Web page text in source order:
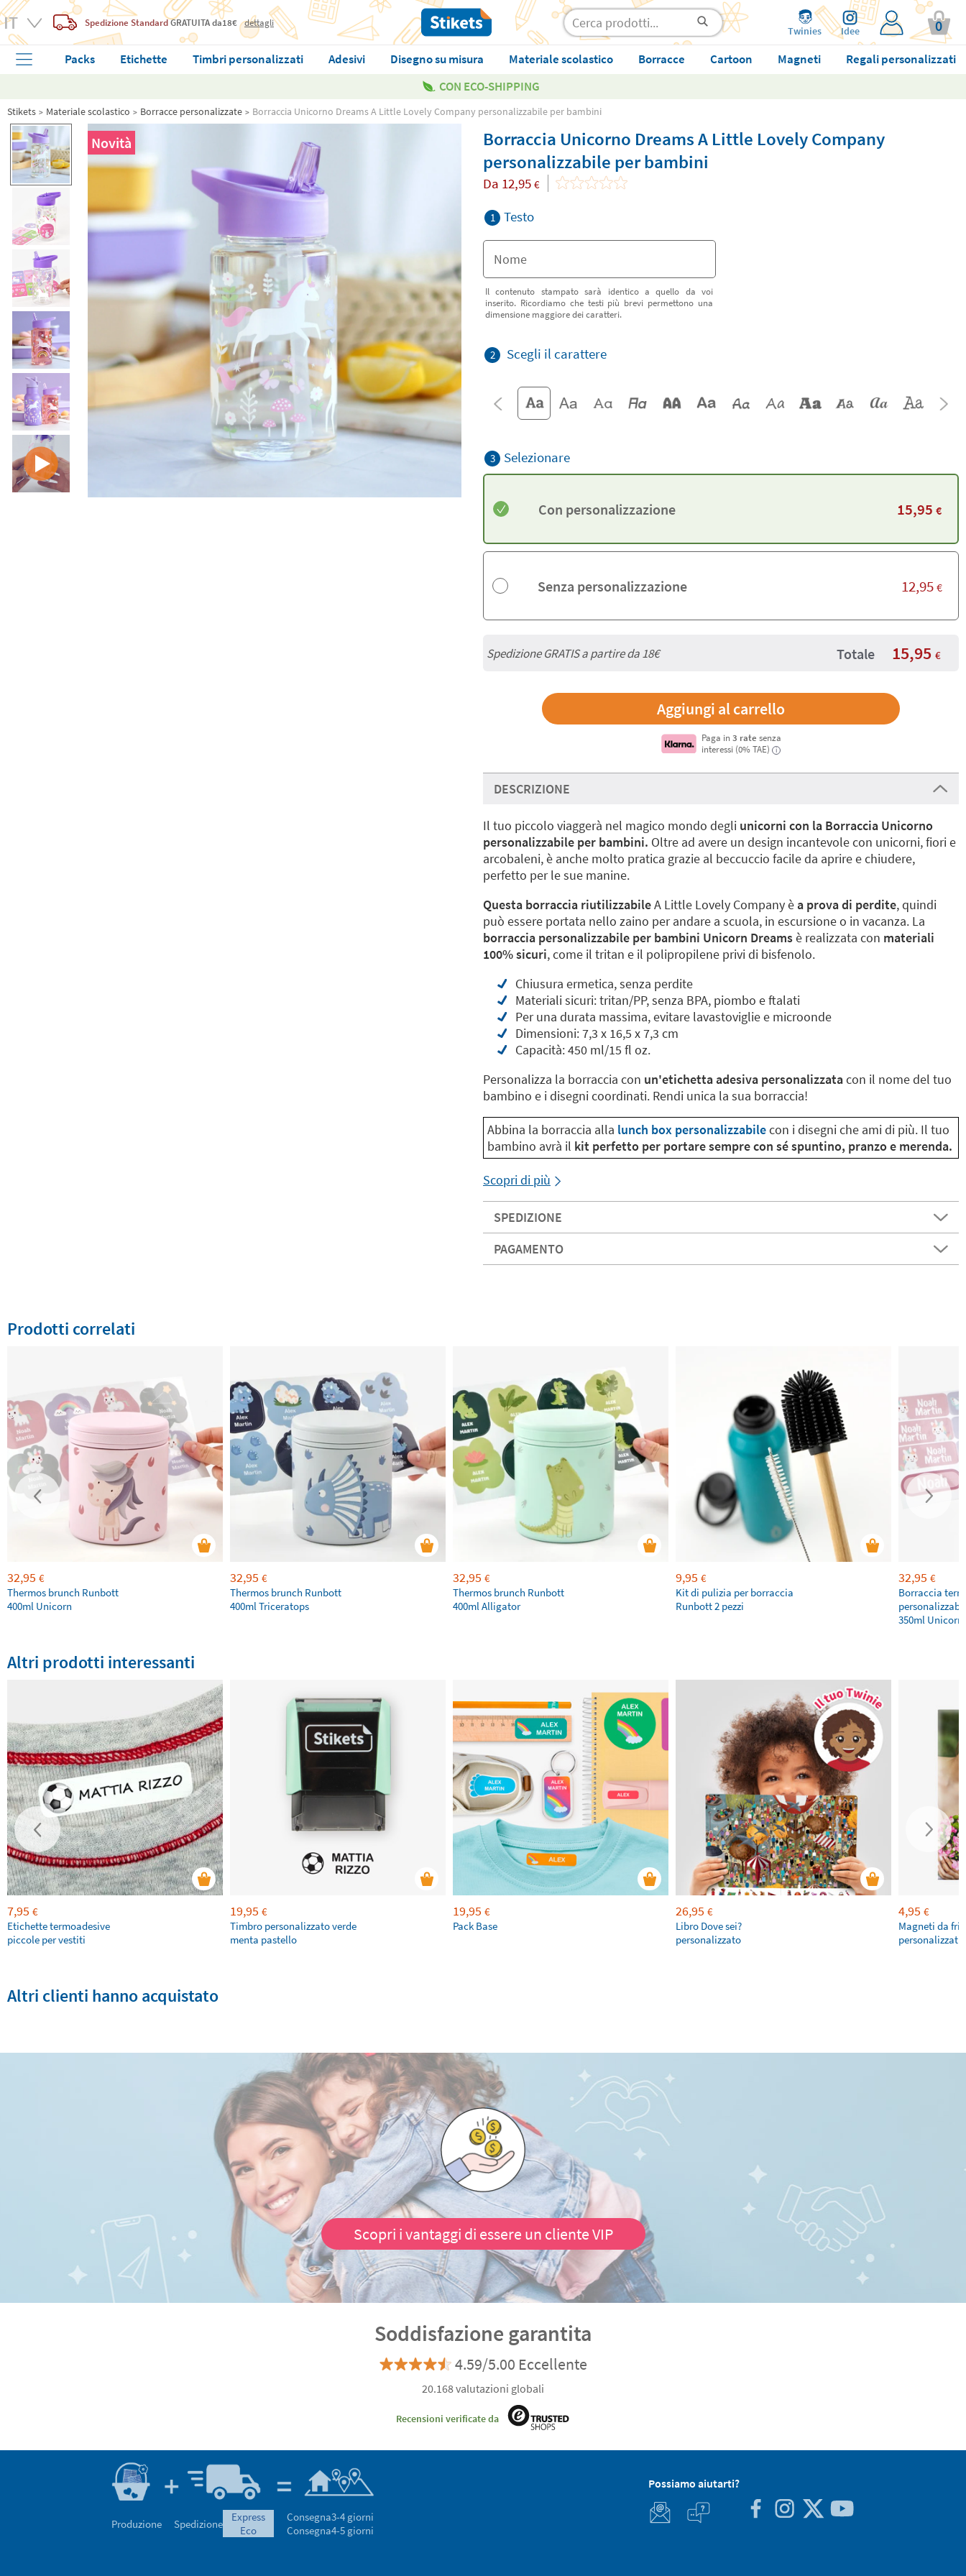
Spedizione StandardGRATUITAda18€ dettagli
Twinies Idee 0
Packs Etichette Timbri personalizzati Adesivi Disegno su misura Materiale scolastico Borracce Cartoon Magneti
Regali personalizzati
CON ECO-SHIPPING
Stikets Materiale scolastico Borracce personalizzate Borraccia Unicorno Dreams A Little Lovely Company personalizzabile per bambini
Novità
Borraccia Unicorno Dreams A Little Lovely Company
personalizzabile per bambini
Da 12,95 €
1 Testo
Il contenuto stampato sarà identico a quello da voi
inserito. Ricordiamo che testi più brevi permettono una
dimensione maggiore dei caratteri.
2 Scegli il carattere
3 Selezionare
Con personalizzazione 15,95 €
Senza personalizzazione 12,95 €
Spedizione GRATIS a partire da18€ Totale 15,95 €
Paga in 3 rate senza
interessi (0% TAE)
i
DESCRIZIONE
Il tuo piccolo viaggerà nel magico mondo degli unicorni con la Borraccia Unicorno
personalizzabile per bambini. Oltre ad avere un design incantevole con unicorni, fiori e
arcobaleni, è anche molto pratica grazie al beccuccio facile da aprire e chiudere,
perfetto per le sue manine.
Questa borraccia riutilizzabileA Little Lovely Company èa prova di perdite, quindi
può essere portata nello zaino per andare a scuola, in escursione o in vacanza. La
borraccia personalizzabile per bambini Unicorn Dreamsè realizzata con materiali
100% sicuri, come il tritan e il polipropilene privi di bisfenolo.
Chiusura ermetica, senza perdite
Materiali sicuri: tritan/PP, senza BPA, piombo e ftalati
Per una durata massima, evitare lavastoviglie e microonde
Dimensioni: 7,3 x 16,5 x 7,3 cm
Capacità: 450 ml/15 fl oz.
Personalizza la borraccia con un'etichetta adesiva personalizzatacon il nome del tuo
bambino e i disegni coordinati. Rendi unica la sua borraccia!
Abbina la borraccia alla lunch box personalizzabilecon i disegni che ami di più. Il tuo
bambino avrà il kit perfetto per portare sempre con sé spuntino, pranzo e merenda.
Scopri di più
SPEDIZIONE
PAGAMENTO
Prodotti correlati
32,95 €
Thermos brunch Runbott
400ml Unicorn
32,95 €
Thermos brunch Runbott
400ml Triceratops
32,95 €
Thermos brunch Runbott
400ml Alligator
9,95 €
Kit di pulizia per borraccia
Runbott 2 pezzi
32,95 €
Borraccia
350ml Unicorn
Altri prodotti interessanti
7,95 €
Etichette termoadesive
piccole per vestiti
19,95 €
Timbro personalizzato verde
menta pastello
19,95 €
Pack Base
26,95 €
Libro Dove sei?
personalizzato
4,95 €
Magneti da
personalizzati
Altri clienti hanno acquistato
Scopri i vantaggi di essere un cliente VIP
Soddisfazione garantita
4.59/5.00 Eccellente
20.168 valutazioni globali
Recensioni verificate da
Produzione Spedizione
express
eco
Consegna3-4 giorni
Consegna4-5 giorni
Possiamo aiutarti?